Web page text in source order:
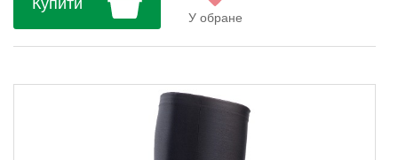
Купити
У обране